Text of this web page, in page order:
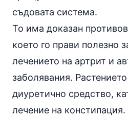
съдовата система.
То има доказан
което го прави полезно
лечението на артрит и
заболявания.
диуретично средство,
лечение на констипация.